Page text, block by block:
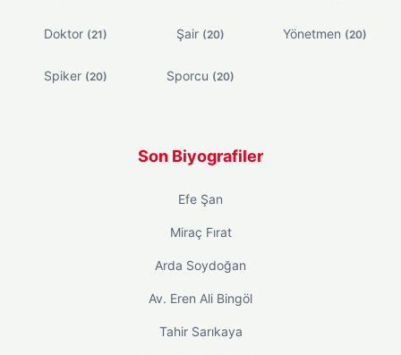
Doktor (21) Şair (20) Yönetmen (20)
Spiker (20) Sporcu (20)
Son Biyografiler
Efe Şan
Miraç Fırat
Arda Soydoğan
Av. Eren Ali Bingöl
Tahir Sarıkaya